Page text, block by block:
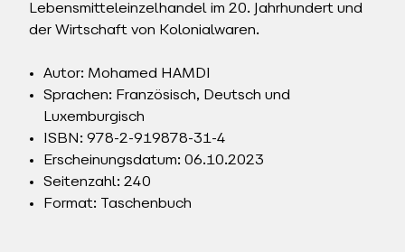
Lebensmitteleinzelhandel im 20. Jahrhundert und
der Wirtschaft von Kolonialwaren.
Autor: Mohamed HAMDI
Sprachen: Französisch, Deutsch und
Luxemburgisch
ISBN: 978-2-919878-31-4
Erscheinungsdatum: 06.10.2023
Seitenzahl: 240
Format: Taschenbuch